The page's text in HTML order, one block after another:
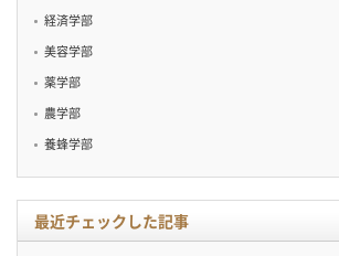
経済学部
美容学部
薬学部
農学部
養蜂学部
最近チェックした記事